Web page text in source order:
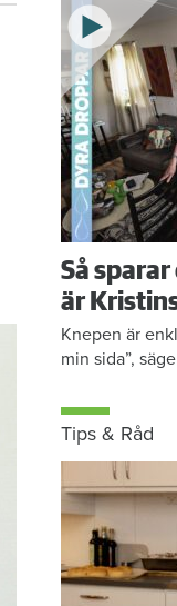
Så
är
Knepen är
min sida”,
Tips & Råd